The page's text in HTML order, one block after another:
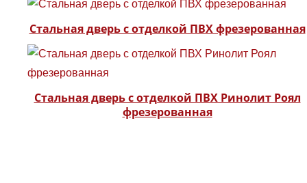
Стальная дверь с отделкой ПВХ фрезерованная
Стальная дверь с отделкой ПВХ Ринолит Роял
фрезерованная